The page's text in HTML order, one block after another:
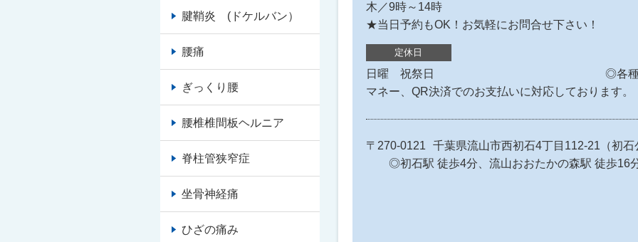
木／9時～14時
★当日予約もOK！お気軽にお問合せ下さい！
定休日
日曜 祝祭日 ◎各種クレジッ
マネー、QR決済でのお支払いに対応しております
〒270-0121
千葉県流山市西初石4丁目112-
◎初石駅 徒歩4分、流山おおたかの森駅 徒歩16
腱鞘炎 (ドケルバン）
腰痛
ぎっくり腰
腰椎椎間板ヘルニア
脊柱管狭窄症
坐骨神経痛
ひざの痛み